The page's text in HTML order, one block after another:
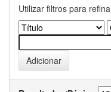
Utilizar filtros para